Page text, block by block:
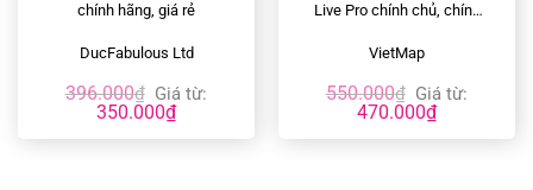
chính hãng, giá rẻ
DucFabulous Ltd
396.000₫ Giá từ:
350.000₫
Live Pro chính chủ, chính
VietMap
550.000₫ Giá từ:
470.000₫